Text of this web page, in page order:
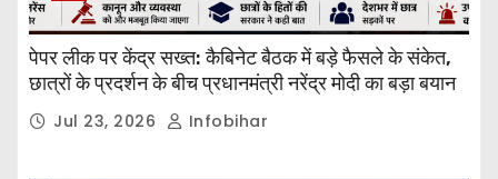
पेपर लीक पर केंद्र सख्त: कैबिनेट बैठक में बड़े फैसले के संकेत,
छात्रों के प्रदर्शन के बीच प्रधानमंत्री नरेंद्र मोदी का बड़ा बयान
Jul 23, 2026 Infobihar